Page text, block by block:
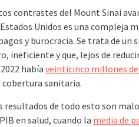
contrastes del Mount Sinai
Unidos es una compleja
y burocracia. Se trata de un
ineficiente y que, lejos de
habíaveinticinco millones
cobertura sanitaria.
resultados de todo esto son
en salud, cuando la media de